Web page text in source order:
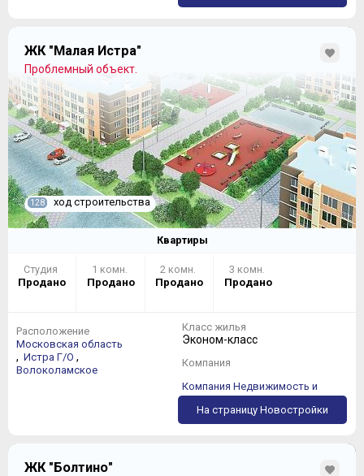
ЖК "Малая Истра"
Проблемный объект.
128 ход строительства
Квартиры
Студия
Продано
1 комн.
Продано
2 комн.
Продано
3 комн.
Продано
Расположение
Московская область
, Истра Г/О ,
Волоколамское
Класс жилья
Эконом-класс
Компания
Компания Недвижимость и
Право
На страницу Новостройки
ЖК "Болтино"